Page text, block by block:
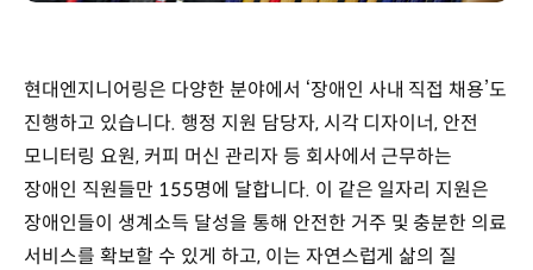
현대엔지니어링은 다양한 분야에서 ‘장애인 사내 직접 채용’도
진행하고 있습니다. 행정 지원 담당자, 시각 디자이너, 안전
모니터링 요원, 커피 머신 관리자 등 회사에서 근무하는
장애인 직원들만 155명에 달합니다. 이 같은 일자리 지원은
장애인들이 생계소득 달성을 통해 안전한 거주 및 충분한 의료
서비스를 확보할 수 있게 하고, 이는 자연스럽게 삶의 질